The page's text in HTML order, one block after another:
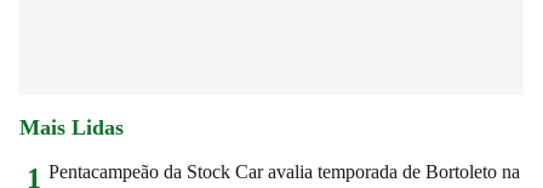
Mais Lidas
1 Pentacampeão da Stock Car avalia temporada de Bortoleto na